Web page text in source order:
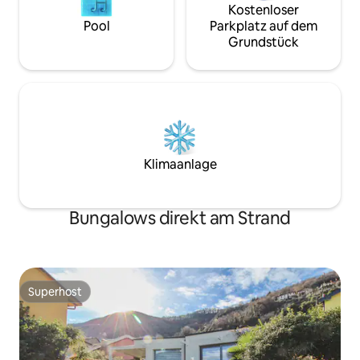
Pool
Kostenloser
Parkplatz auf dem
Grundstück
Klimaanlage
Bungalows direkt am Strand
Superhost
Superhost